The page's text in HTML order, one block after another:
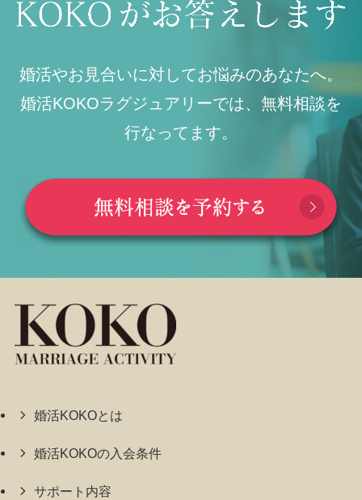
婚活やお見合いに対してお悩みのあなたへ。
婚活KOKOラグジュアリーでは、無料相談を
行なってます。
婚活KOKOとは
婚活KOKOの入会条件
サポート内容